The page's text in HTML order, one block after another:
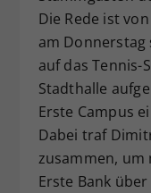
Die Rede ist
am
auf das Tennis-
Stadthalle
Erste Campus
Dabei traf
zusammen, um
Erste Bank
Zweck
hat.